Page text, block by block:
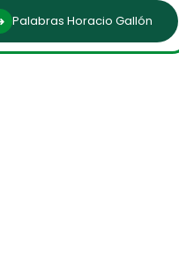
Palabras Horacio Gallón